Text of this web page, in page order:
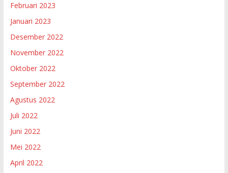
Februari 2023
Januari 2023
Desember 2022
November 2022
Oktober 2022
September 2022
Agustus 2022
Juli 2022
Juni 2022
Mei 2022
April 2022